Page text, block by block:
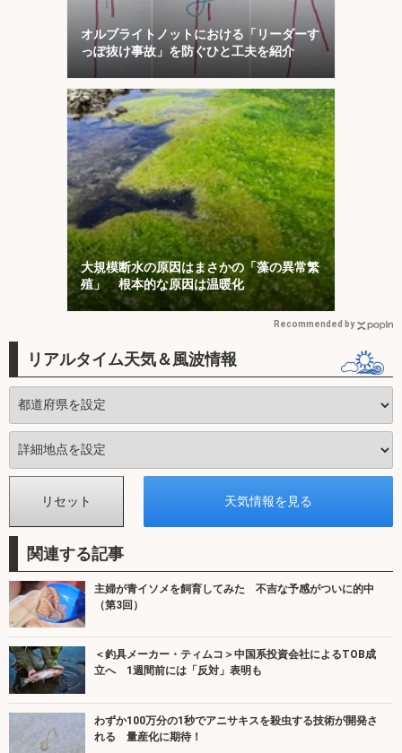
オルブライトノットにおける「リーダーす
っぽ抜け事故」を防ぐひと工夫を紹介
大規模断水の原因はまさかの「藻の異常繁
殖」 根本的な原因は温暖化
Recommended by
リアルタイム天気＆風波情報
関連する記事
主婦が青イソメを飼育してみた 不吉な予感がついに的中
（第3回）
＜釣具メーカー・ティムコ＞中国系投資会社によるTOB成
立へ 1週間前には「反対」表明も
わずか100万分の1秒でアニサキスを殺虫する技術が開発さ
れる 量産化に期待！